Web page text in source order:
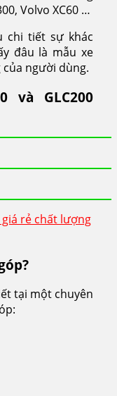
Volvo XC60 …
chi tiết sự khác
đâu là mẫu xe
người dùng.
và GLC200
rẻ chất lượng
tại một chuyên